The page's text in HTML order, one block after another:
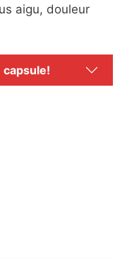
aigu, douleur